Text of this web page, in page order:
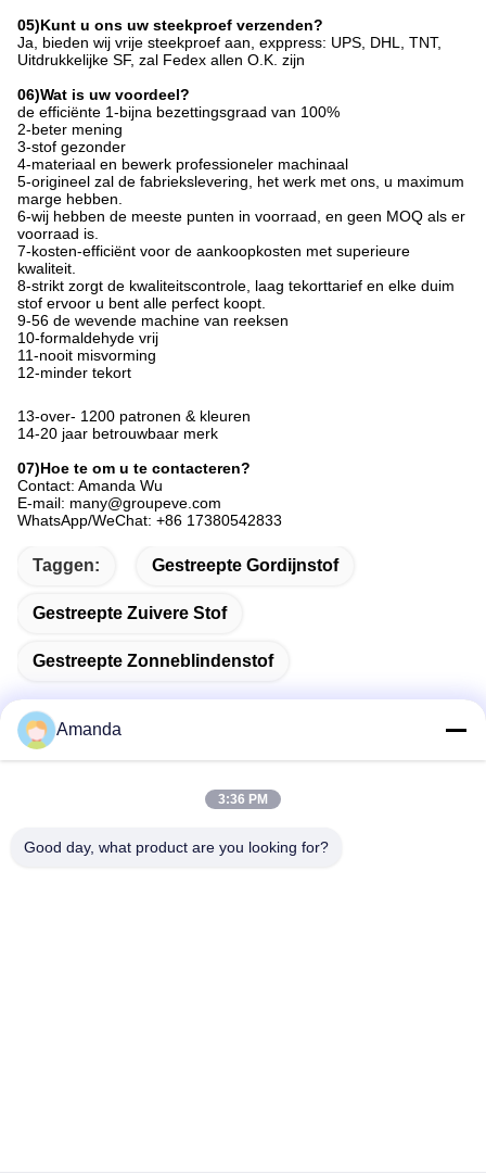
05)Kunt u ons uw steekproef verzenden?
Ja, bieden wij vrije steekproef aan, exppress: UPS, DHL, TNT,
Uitdrukkelijke SF, zal Fedex allen O.K. zijn
06)Wat is uw voordeel?
de efficiënte 1-bijna bezettingsgraad van 100%
2-beter mening
3-stof gezonder
4-materiaal en bewerk professioneler machinaal
5-origineel zal de fabriekslevering, het werk met ons, u maximum
marge hebben.
6-wij hebben de meeste punten in voorraad, en geen MOQ als er
voorraad is.
7-kosten-efficiënt voor de aankoopkosten met superieure
kwaliteit.
8-strikt zorgt de kwaliteitscontrole, laag tekorttarief en elke duim
stof ervoor u bent alle perfect koopt.
9-56 de wevende machine van reeksen
10-formaldehyde vrij
11-nooit misvorming
12-minder tekort
13-over- 1200 patronen & kleuren
14-20 jaar betrouwbaar merk
07)Hoe te om u te contacteren?
Contact: Amanda Wu
E-mail: many@groupeve.com
WhatsApp/WeChat: +86 17380542833
Taggen: Gestreepte Gordijnstof
Gestreepte Zuivere Stof
Gestreepte Zonneblindenstof
Adres
Amanda
3:36 PM
Good day, what product are you looking for?